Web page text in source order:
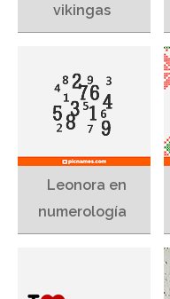
vikingas
Leonora en
numerología